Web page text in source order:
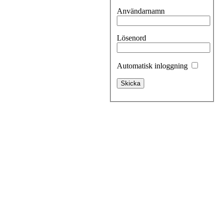
Användarnamn
Lösenord
Automatisk inloggning